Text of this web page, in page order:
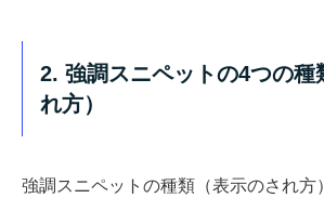
2. 強調スニペットの4つの種
れ方）
強調スニペットの種類（表示のされ方